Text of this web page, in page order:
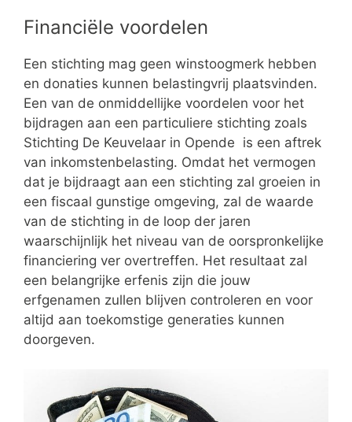
Financiële voordelen
Een stichting mag geen winstoogmerk hebben
en donaties kunnen belastingvrij plaatsvinden.
Een van de onmiddellijke voordelen voor het
bijdragen aan een particuliere stichting zoals
Stichting De Keuvelaar in Opende is een aftrek
van inkomstenbelasting. Omdat het vermogen
dat je bijdraagt aan een stichting zal groeien in
een fiscaal gunstige omgeving, zal de waarde
van de stichting in de loop der jaren
waarschijnlijk het niveau van de oorspronkelijke
financiering ver overtreffen. Het resultaat zal
een belangrijke erfenis zijn die jouw
erfgenamen zullen blijven controleren en voor
altijd aan toekomstige generaties kunnen
doorgeven.